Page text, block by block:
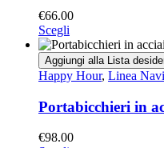
€66.00
Scegli
Aggiungi alla Lista
Happy Hour, Linea
Portabicchieri in
€98.00